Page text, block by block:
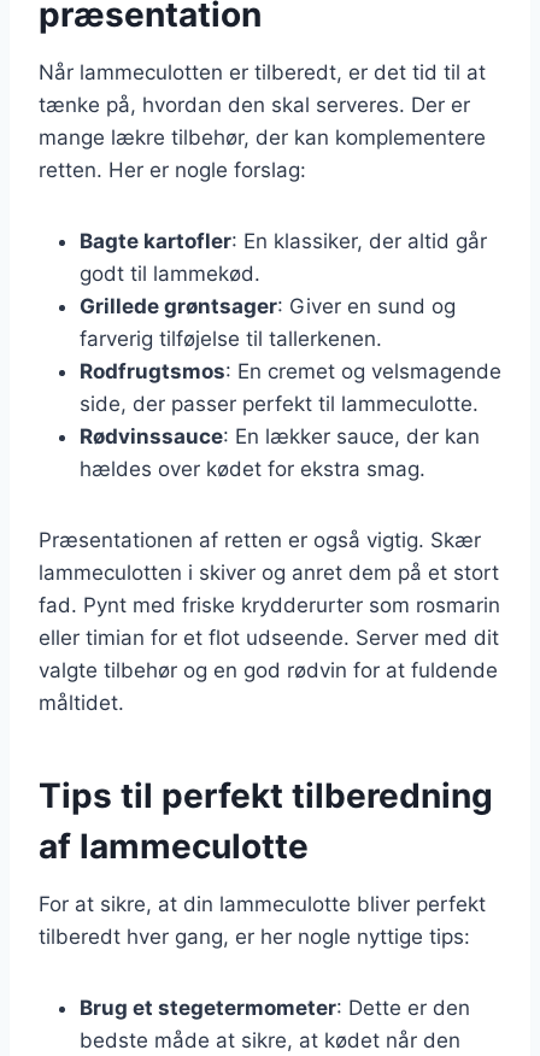
præsentation
Når lammeculotten er tilberedt, er det tid til at
tænke på, hvordan den skal serveres. Der er
mange lækre tilbehør, der kan komplementere
retten. Her er nogle forslag:
Bagte kartofler: En klassiker, der altid går
godt til lammekød.
Grillede grøntsager: Giver en sund og
farverig tilføjelse til tallerkenen.
Rodfrugtsmos: En cremet og velsmagende
side, der passer perfekt til lammeculotte.
Rødvinssauce: En lækker sauce, der kan
hældes over kødet for ekstra smag.
Præsentationen af retten er også vigtig. Skær
lammeculotten i skiver og anret dem på et stort
fad. Pynt med friske krydderurter som rosmarin
eller timian for et flot udseende. Server med dit
valgte tilbehør og en god rødvin for at fuldende
måltidet.
Tips til perfekt tilberedning
af lammeculotte
For at sikre, at din lammeculotte bliver perfekt
tilberedt hver gang, er her nogle nyttige tips:
Brug et stegetermometer: Dette er den
bedste måde at sikre, at kødet når den